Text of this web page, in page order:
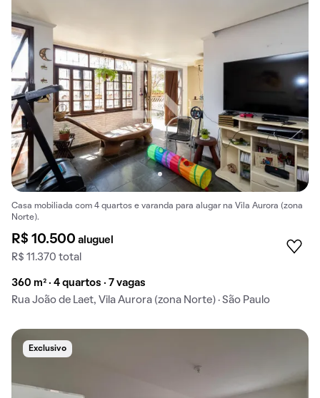
Casa mobiliada com 4 quartos e varanda para alugar na Vila Aurora (zona
Norte).
R$ 10.500aluguel
R$ 11.370 total
360 m² · 4 quartos · 7 vagas
Rua João de Laet, Vila Aurora (zona Norte) · São Paulo
Exclusivo